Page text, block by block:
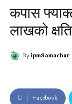
कपास
लाखको क्षति
By ipmSamachar
Facebook